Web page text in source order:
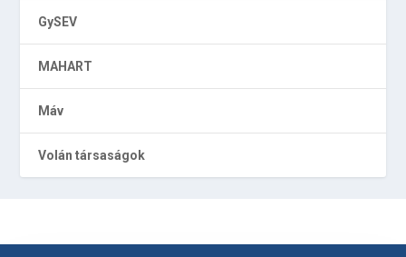
GySEV
MAHART
Máv
Volán társaságok